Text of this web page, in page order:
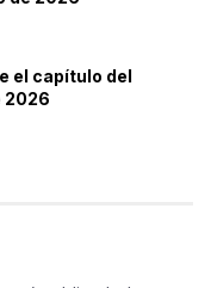
el capítulo del
2026